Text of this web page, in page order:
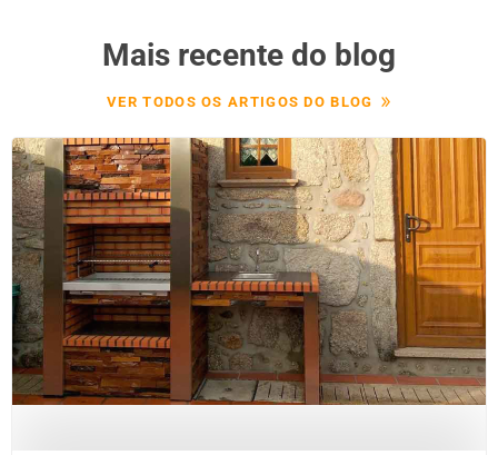
Mais recente do blog
VER TODOS OS ARTIGOS DO BLOG